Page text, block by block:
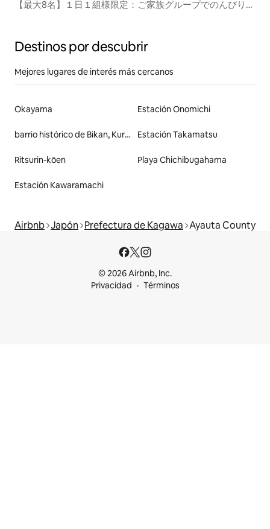
【最大8名】１日１組様限定：ご家族グループでのんびり楽
Destinos por descubrir
Mejores lugares de interés más cercanos
Okayama Estación Onomichi
barrio histórico de Bikan, Kurashiki Estación Takamatsu
Ritsurin-kōen Playa Chichibugahama
Estación Kawaramachi
Airbnb Japón Prefectura de Kagawa Ayauta County
© 2026 Airbnb, Inc.
Privacidad
Términos